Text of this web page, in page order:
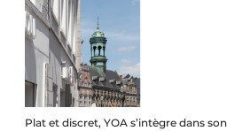
Plat et discret, YOA s’intègre dans